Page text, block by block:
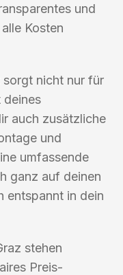
und
Kosten
sorgt nicht nur für
deines
auch zusätzliche
und
umfassende
ganz auf deinen
entspannt in dein
stehen
Preis-